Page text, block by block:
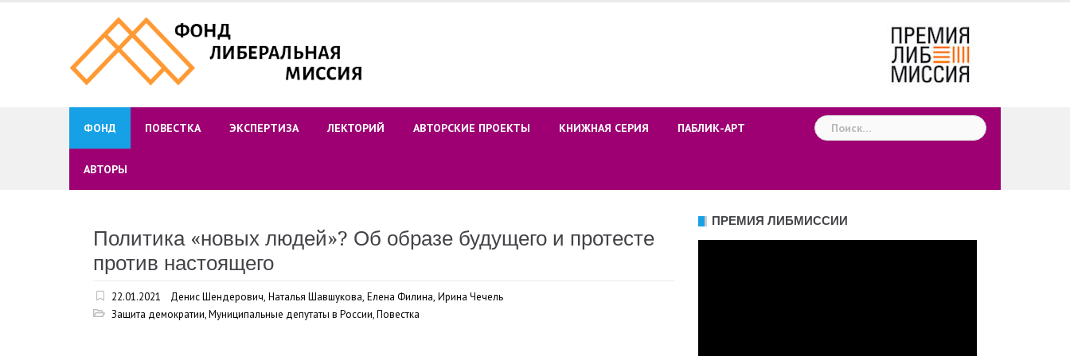
ФОНД ПОВЕСТКА ЭКСПЕРТИЗА ЛЕКТОРИЙ АВТОРСКИЕ ПРОЕКТЫ КНИЖНАЯ СЕРИЯ ПАБЛИК-АРТ
АВТОРЫ
Найти:
Политика «новых людей»? Об образе будущего и протесте
против настоящего
22.01.2021 Денис Шендерович, Наталья Шавшукова, Елена Филина, Ирина Чечель
Защита демократии,Муниципальные депутаты в России,Повестка
ПРЕМИЯ ЛИБМИССИИ